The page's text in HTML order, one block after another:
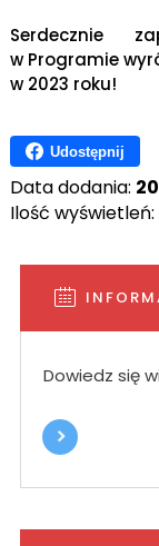
Serdecznie
w Programie
w 2023 roku!
Udostępnij
Data dodania:
Ilość wyświetleń:
Dowiedz się